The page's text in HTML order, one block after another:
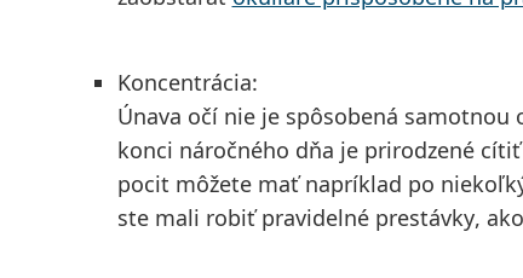
Koncentrácia:
Únava očí nie je spôsobená samotnou
konci náročného dňa je prirodzené
pocit môžete mať napríklad po
ste mali robiť pravidelné prestávky,